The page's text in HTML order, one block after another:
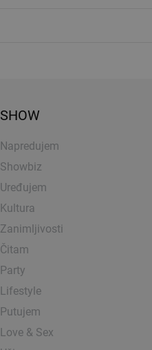
SHOW
Napredujem
Showbiz
Uređujem
Kultura
Zanimljivosti
Čitam
Party
Lifestyle
Putujem
Love & Sex